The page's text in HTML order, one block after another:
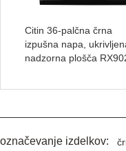
Citin 36-palčna črna
izpušna napa,
nadzorna plošča
označevanje izdelkov: